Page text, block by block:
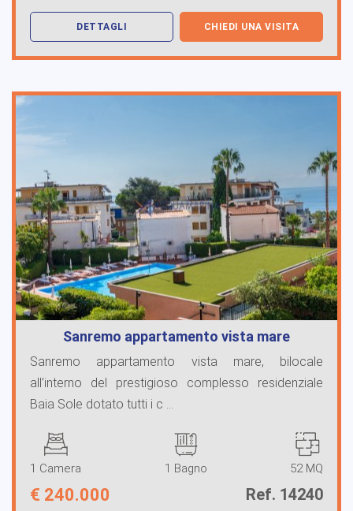
DETTAGLI CHIEDI UNA VISITA
Sanremo appartamento vista mare
Sanremo appartamento vista mare, bilocale
all’interno del prestigioso complesso residenziale
Baia Sole dotato tutti i c ...
1 Camera 1 Bagno 52 MQ
€ 240.000 Ref. 14240